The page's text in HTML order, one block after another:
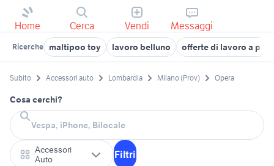
Home Cerca Vendi Messaggi
Ricerche maltipoo toy lavoro belluno offerte di lavoro a
Subito Accessori auto Lombardia Milano (Prov) Opera
Cosa cerchi?
Accessori
Auto
Filtri